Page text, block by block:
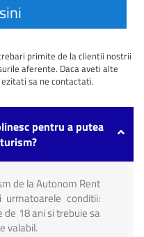
primite de la clientii nostrii
aferente. Daca aveti alte
sa ne contactati.
pentru a putea
de la Autonom Rent
conditii:
18 ani si trebuie sa
valabil.